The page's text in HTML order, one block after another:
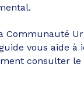
Communauté
vous aide
consulter